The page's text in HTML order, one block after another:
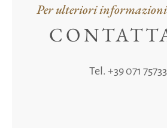
Per ulteriori informazioni
Tel. +39 071